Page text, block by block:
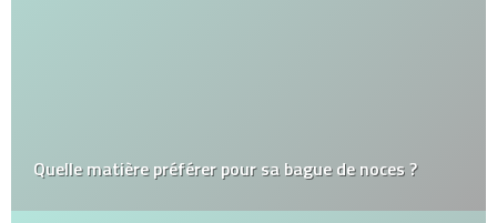
Quelle matière préférer pour sa bague de noces ?